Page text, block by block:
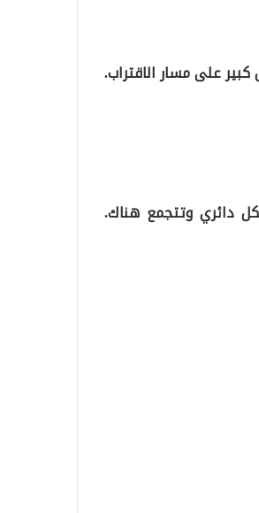
400، لكنه لا يؤثر بشكل كبير على مسار الاقتراب.
دائري وتتجمع هناك.